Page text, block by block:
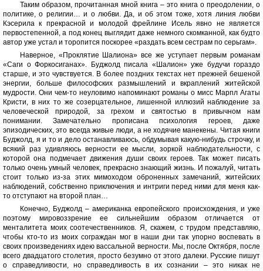
Таким образом, прочитанная мной книга – это книга о преодолении, о
политике, о религии… и о любви. Да, и об этом тоже, хотя линия любви
Кэсерила к прекрасной и молодой фрейлине Исель явно не является
первостепенной, а под конец выглядит даже немного скомканной, как будто
автор уже устал и торопится поскорее «раздать всем сестрам по серьгам».
Наверное, «Проклятие Шалиона» все же уступает первым романам
«Саги о Форкосиганах». Буджолд писала «Шалион» уже будучи гораздо
старше, и это чувствуется. В более поздних текстах нет прежней бешеной
энергии, больше философских размышлений и вкраплений житейской
мудрости. Они чем-то неуловимо напоминают романы о мисс Марпл Агаты
Кристи, в них то же созерцательное, лишенной иллюзий наблюдение за
человеческой природой, за грехом и святостью в привычном нам
понимании. Замечательно прописана психология героев, даже
эпизодических, это всегда живые люди, а не ходячие манекены. Читая книги
Буджолд, я и то и дело останавливаюсь, обдумывая какую-нибудь строчку, и
всякий раз удивляюсь верности ее мысли, зоркой наблюдательности, с
которой она подмечает движения души своих героев. Так может писать
только очень умный человек, прекрасно знающий жизнь. И пожалуй, читать
стоит только из-за этих мимоходом оброненных замечаний, житейских
наблюдений, собственно приключения и интриги перед ними для меня как-
то отступают на второй план…
Конечно, Буджолд – американка европейского происхождения, и уже
поэтому мировоззрение ее сильнейшим образом отличается от
менталитета моих соотечественников. Я, скажем, с трудом представляю,
чтобы кто-то из моих сограждан мог в наши дни так упорно воспевать в
своих произведениях идею вассальной верности. Мы, после Октября, после
всего двадцатого столетия, просто безумно от этого далеки. Русские пишут
о справедливости, но справедливость в их сознании – это никак не